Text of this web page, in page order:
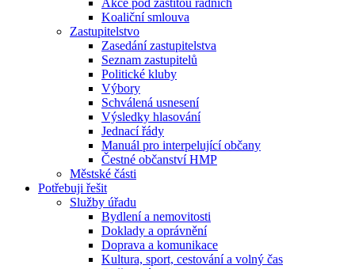
Akce pod záštitou radních
Koaliční smlouva
Zastupitelstvo
Zasedání zastupitelstva
Seznam zastupitelů
Politické kluby
Výbory
Schválená usnesení
Výsledky hlasování
Jednací řády
Manuál pro interpelující občany
Čestné občanství HMP
Městské části
Potřebuji řešit
Služby úřadu
Bydlení a nemovitosti
Doklady a oprávnění
Doprava a komunikace
Kultura, sport, cestování a volný čas